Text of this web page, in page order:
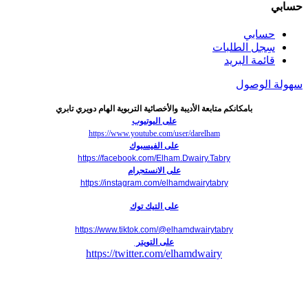
حسابي
حسابي
سِجل الطلبات
قائمة البريد
سهولة الوصول
بامكانكم متابعة الأديبة والأخصائية التربوية الهام دويري تابري
على اليوتيوب
https://www.youtube.com/user/darelham
على الفيسبوك
https://facebook.com/Elham.Dwairy.Tabry
على الانستجرام
https://instagram.com/elhamdwairytabry
على التيك توك
https://www.tiktok.com/@elhamdwairytabry
على التويتر
https://twitter.com/elhamdwairy